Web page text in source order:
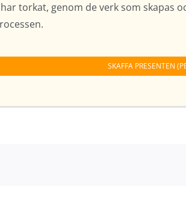
torkat, genom de verk som skapas
SKAFFA PRESENTEN